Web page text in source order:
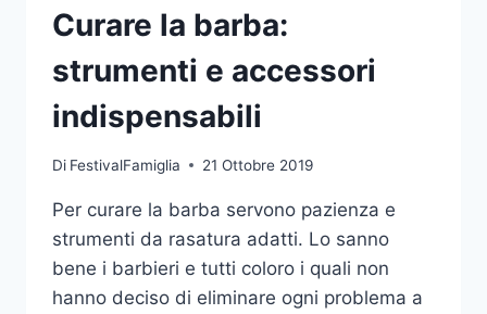
Curare la barba:
strumenti e accessori
indispensabili
Di FestivalFamiglia 21 Ottobre 2019
Per curare la barba servono pazienza e
strumenti da rasatura adatti. Lo sanno
bene i barbieri e tutti coloro i quali non
hanno deciso di eliminare ogni problema a